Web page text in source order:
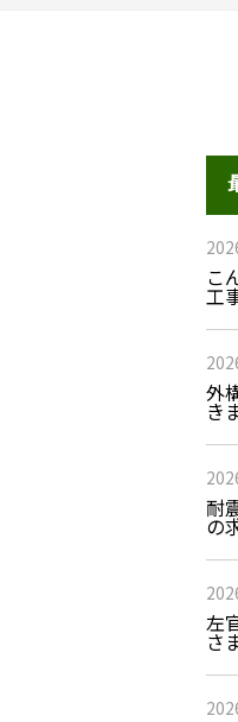
こ
工
外
き
耐
の
左
さ